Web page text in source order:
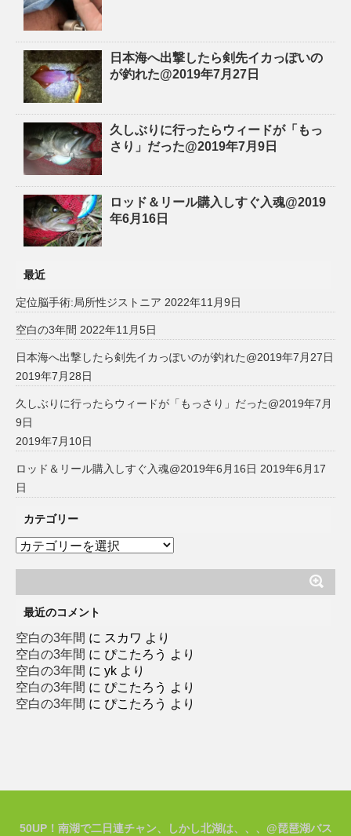
日本海へ出撃したら剣先イカっぽいの
が釣れた@2019年7月27日
久しぶりに行ったらウィードが「もっ
さり」だった@2019年7月9日
ロッド＆リール購入しすぐ入魂@2019
年6月16日
最近
定位脳手術:局所性ジストニア 2022年11月9日
空白の3年間 2022年11月5日
日本海へ出撃したら剣先イカっぽいのが釣れた@2019年7月27日
2019年7月28日
久しぶりに行ったらウィードが「もっさり」だった@2019年7月
9日
2019年7月10日
ロッド＆リール購入しすぐ入魂@2019年6月16日 2019年6月17
日
カテゴリー
カ
リ
ー最近のコメント
空白の3年間 に スカワ より
空白の3年間 に ぴこたろう より
空白の3年間 に yk より
空白の3年間 に ぴこたろう より
空白の3年間 に ぴこたろう より
50UP！南湖で二日連チャン、しかし北湖は、、、@琵琶湖バス